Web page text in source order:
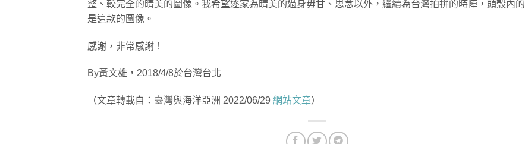
整、較完全的晴美的圖像。我希望逐家為晴美的過身毋甘、思念以外，繼續為台灣拍拚的時陣，頭殼內
是這款的圖像。
感謝，非常感謝！
By黃文雄，2018/4/8於台灣台北
（文章轉載自：臺灣與海洋亞洲 2022/06/29 網站文章）